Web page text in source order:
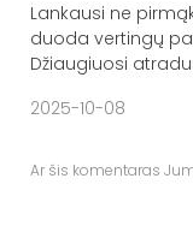
Lankausi ne
duoda vertingų
Džiaugiuosi
2025-10-08
Ar šis komentaras